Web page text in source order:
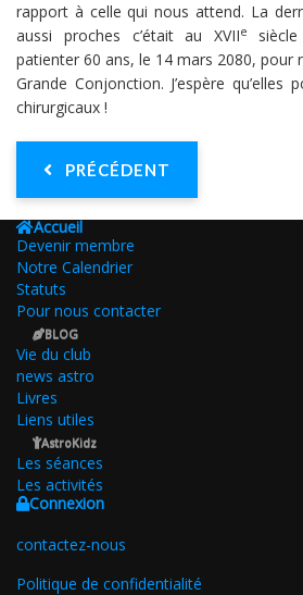
rapport à celle qui nous attend. La
aussi proches c’était au XVIIe
patienter 60 ans, le 14 mars 2080, pour
Grande Conjonction. J’espère qu’elles
chirurgicaux !
PRÉCÉDENT
Accueil
Devenir membre
Notre Calendrier
Statuts
Pour nous contacter
BLOG
Vie du club
news astro
Livres
Liens utiles
AstroKidz
Les séances
Les activités
Connexion
contactez-nous
Politique de confidentialité